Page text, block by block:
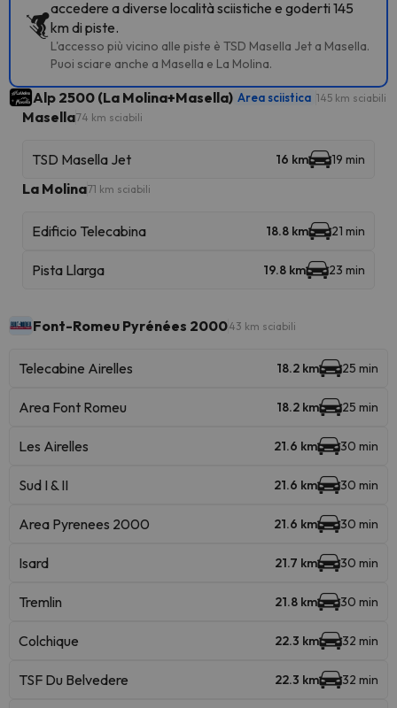
accedere a diverse località sciistiche e goderti 145
km di piste.
L'accesso più vicino alle piste è TSD Masella Jet a Masella.
Puoi sciare anche a Masella e La Molina.
Alp 2500 (La Molina+Masella) Area sciistica 145 km sciabili
Masella74 km sciabili
TSD Masella Jet 16 km 19 min
La Molina71 km sciabili
Edificio Telecabina 18.8 km 21 min
Pista Llarga 19.8 km 23 min
Font-Romeu Pyrénées 200043 km sciabili
Telecabine Airelles 18.2 km 25 min
Area Font Romeu 18.2 km 25 min
Les Airelles 21.6 km 30 min
Sud I & II 21.6 km 30 min
Area Pyrenees 2000 21.6 km 30 min
Isard 21.7 km 30 min
Tremlin 21.8 km 30 min
Colchique 22.3 km 32 min
TSF Du Belvedere 22.3 km 32 min